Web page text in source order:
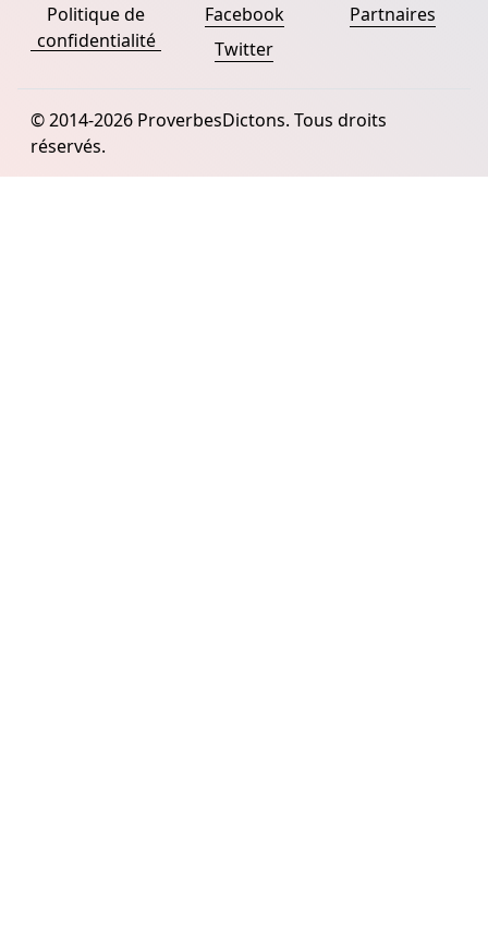
Politique de
confidentialité
Facebook
Twitter
Partnaires
© 2014-2026 ProverbesDictons. Tous droits
réservés.